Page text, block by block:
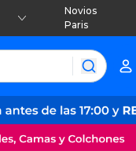
Novios
Paris